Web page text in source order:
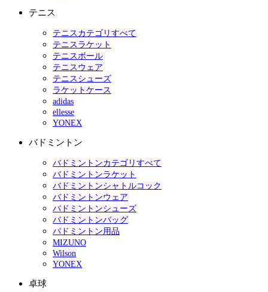
テニス
テニスカテゴリすべて
テニスラケット
テニスボール
テニスウェア
テニスシューズ
ラケットケース
adidas
ellesse
YONEX
バドミントン
バドミントンカテゴリすべて
バドミントンラケット
バドミントンシャトルコック
バドミントンウェア
バドミントンシューズ
バドミントンバッグ
バドミントン用品
MIZUNO
Wilson
YONEX
卓球